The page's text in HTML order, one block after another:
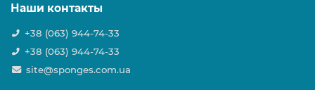
Наши контакты
+38 (063) 944-74-33
+38 (063) 944-74-33
site@sponges.com.ua